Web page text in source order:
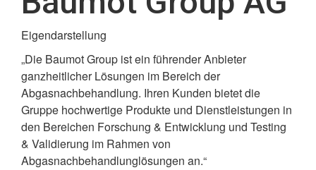
Eigendarstellung
„Die Baumot Group ist ein führender Anbieter
ganzheitlicher Lösungen im Bereich der
Abgasnachbehandlung. Ihren Kunden bietet die
Gruppe hochwertige Produkte und Dienstleistungen in
den Bereichen Forschung & Entwicklung und Testing
& Validierung im Rahmen von
Abgasnachbehandlunglösungen an.“